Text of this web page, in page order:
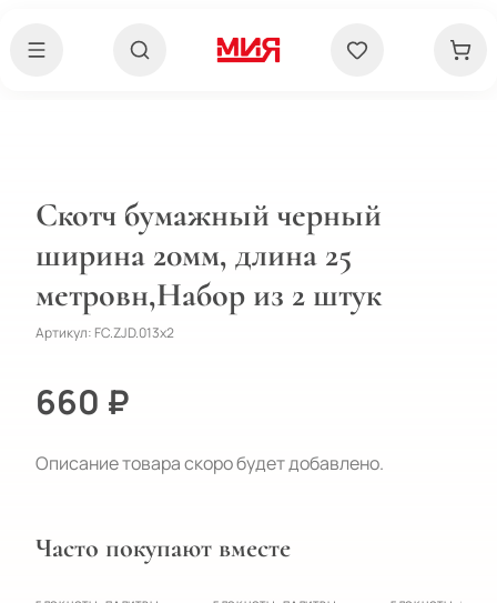
Скотч бумажный черный
ширина 20мм, длина 25
метровн,Набор из 2 штук
Артикул: FC.ZJD.013x2
660 ₽
Описание товара скоро будет добавлено.
Часто покупают вместе
ХИТ